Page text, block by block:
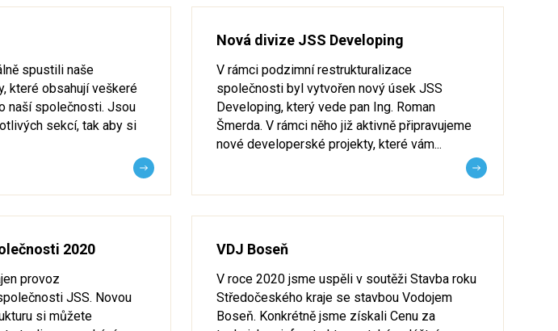
spustili naše
které obsahují veškeré
naší společnosti. Jsou
sekcí, tak aby si
Nová divize JSS Developing
V rámci podzimní restrukturalizace
společnosti byl vytvořen nový úsek JSS
Developing, který vede pan Ing. Roman
Šmerda. V rámci něho již aktivně připravujeme
nové developerské projekty, které vám...
2020
provoz
JSS. Novou
si můžete
VDJ Boseň
V roce 2020 jsme uspěli v soutěži Stavba roku
Středočeského kraje se stavbou Vodojem
Boseň. Konkrétně jsme získali Cenu za